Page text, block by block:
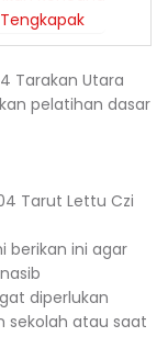
Tarakan Utara
pelatihan dasar
Tarut Lettu Czi
berikan ini agar
diperlukan
sekolah atau saat